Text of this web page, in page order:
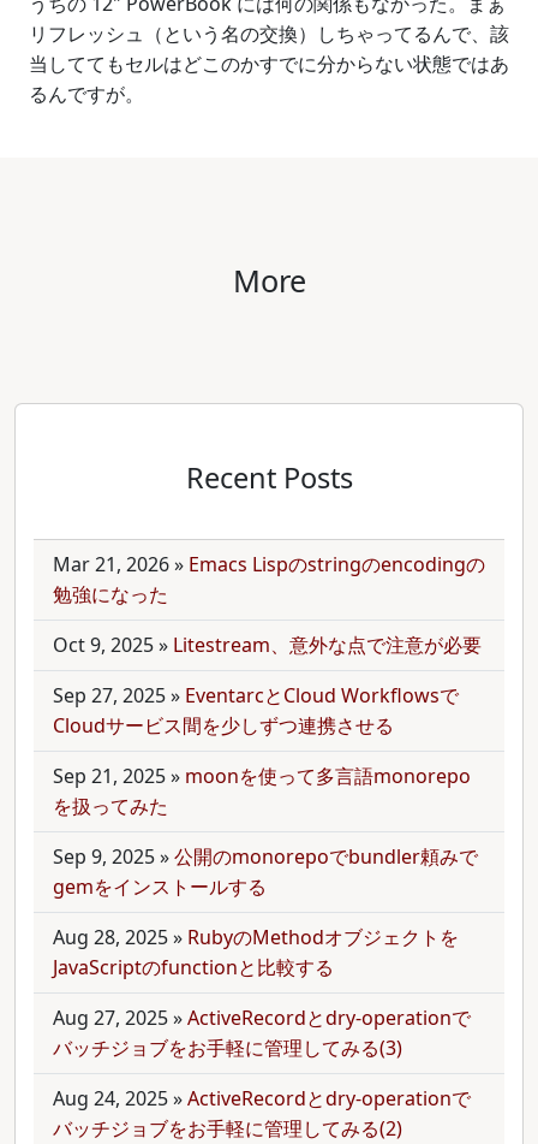
リフレッシュ（という名の交換）しちゃってるんで、該
当しててもセルはどこのかすでに分からない状態ではあ
るんですが。
More
Recent Posts
Mar 21, 2026» Emacs Lispのstringのencodingの
勉強になった
Oct 9, 2025» Litestream、意外な点で注意が必要
Sep 27, 2025» EventarcとCloud Workflowsで
Cloudサービス間を少しずつ連携させる
Sep 21, 2025» moonを使って多言語monorepo
を扱ってみた
Sep 9, 2025»公開のmonorepoでbundler頼みで
gemをインストールする
Aug 28, 2025» RubyのMethodオブジェクトを
JavaScriptのfunctionと比較する
Aug 27, 2025»ActiveRecordとdry-operationで
バッチジョブをお手軽に管理してみる(3)
Aug 24, 2025»ActiveRecordとdry-operationで
バッチジョブをお手軽に管理してみる(2)